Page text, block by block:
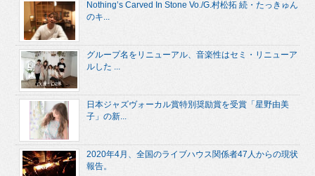
Nothing’s Carved In Stone Vo./G.村松拓 続・たっきゅん
のキ...
グループ名をリニューアル、音楽性はセミ・リニューア
ルした ...
日本ジャズヴォーカル賞特別奨励賞を受賞「星野由美
子」の新...
2020年4月、全国のライブハウス関係者47人からの現状
報告。